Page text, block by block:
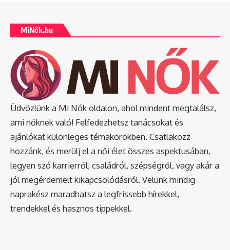
MiNők.hu
Üdvözlünk a Mi Nők oldalon, ahol mindent megtalálsz,
ami nőknek való! Felfedezhetsz tanácsokat és
ajánlókat különleges témakörökben. Csatlakozz
hozzánk, és merülj el a női élet összes aspektusában,
legyen szó karrierről, családról, szépségről, vagy akár a
jól megérdemelt kikapcsolódásról. Velünk mindig
naprakész maradhatsz a legfrissebb hírekkel,
trendekkel és hasznos tippekkel.